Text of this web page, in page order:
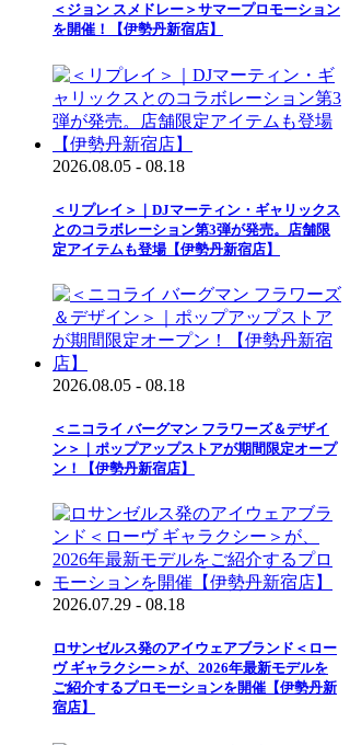
＜ジョン スメドレー＞サマープロモーション
を開催！【伊勢丹新宿店】
2026.08.05 - 08.18
＜リプレイ＞｜DJマーティン・ギャリックス
とのコラボレーション第3弾が発売。店舗限
定アイテムも登場【伊勢丹新宿店】
2026.08.05 - 08.18
＜ニコライ バーグマン フラワーズ＆デザイ
ン＞｜ポップアップストアが期間限定オープ
ン！【伊勢丹新宿店】
2026.07.29 - 08.18
ロサンゼルス発のアイウェアブランド＜ロー
ヴ ギャラクシー＞が、2026年最新モデルを
ご紹介するプロモーションを開催【伊勢丹新
宿店】